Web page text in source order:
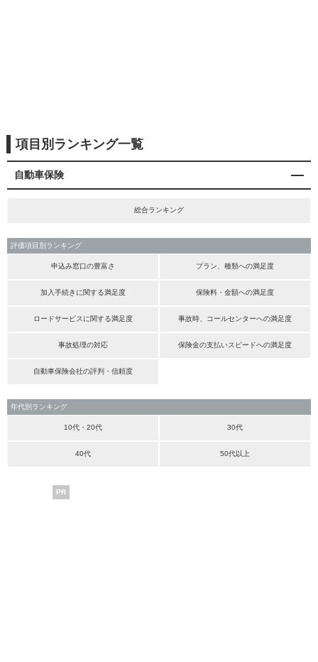
項目別ランキング一覧
自動車保険
総合ランキング
評価項目別ランキング
申込み窓口の豊富さ プラン、種類への満足度
加入手続きに関する満足度 保険料・金額への満足度
ロードサービスに関する満足度 事故時、コールセンターへの満足度
事故処理の対応 保険金の支払いスピードへの満足度
自動車保険会社の評判・信頼度
年代別ランキング
10代・20代 30代
40代 50代以上
PR